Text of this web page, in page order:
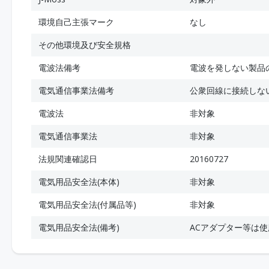
環境自己主張マーク
なし
その他環境及び安全規格
電波法備考
電波を発しない製品
電気通信事業法備考
公衆回線に接続しな
電波法
非対象
電気通信事業法
非対象
法規関連確認日
20160727
電気用品安全法(本体)
非対象
電気用品安全法(付属品等)
非対象
電気用品安全法(備考)
ACアダプター等は